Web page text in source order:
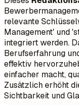
relevante
Management' und
integriert werden.
Berufserfahrung
effektiv
einfacher macht,
Zusätzlich erhöht
Sichtbarkeit und